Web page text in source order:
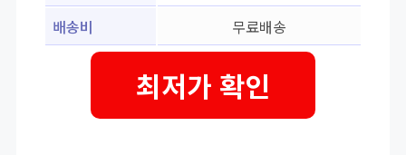
배송비 무료배송
최저가 확인